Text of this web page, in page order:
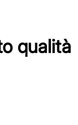
qualità